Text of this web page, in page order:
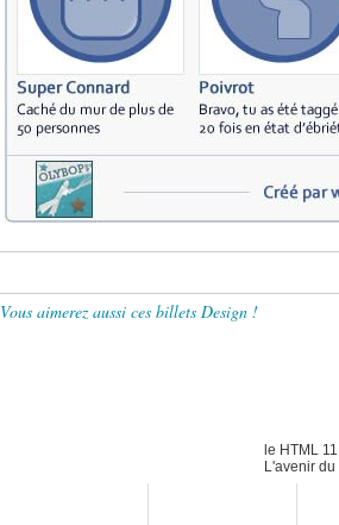
Vous aimerez aussi ces billets Design !
le HTML
L'avenir du
mobile.